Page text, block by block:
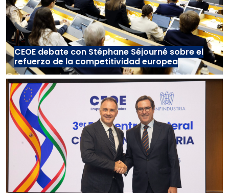
CEOE debate con Stéphane Séjourné sobre el
refuerzo de la competitividad europea